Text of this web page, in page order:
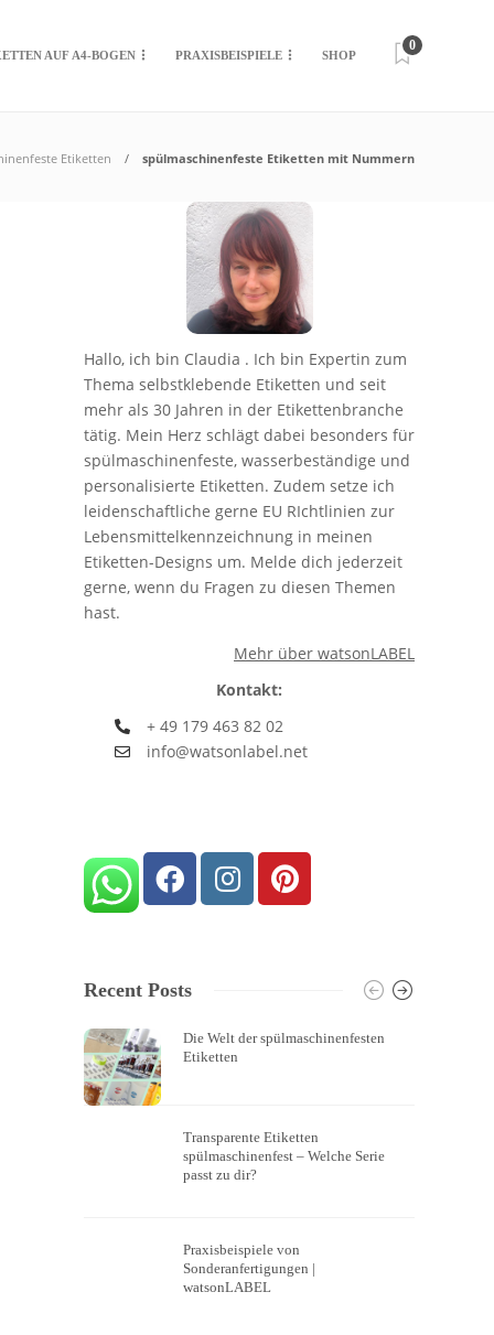
AUF A4-BOGEN PRAXISBEISPIELE SHOP
0
Etiketten spülmaschinenfeste Etiketten mit Nummern
Hallo, ich bin Claudia . Ich bin Expertin zum
Thema selbstklebende Etiketten und seit
mehr als 30 Jahren in der Etikettenbranche
tätig. Mein Herz schlägt dabei besonders für
spülmaschinenfeste, wasserbeständige und
personalisierte Etiketten. Zudem setze ich
leidenschaftliche gerne EU RIchtlinien zur
Lebensmittelkennzeichnung in meinen
Etiketten-Designs um. Melde dich jederzeit
gerne, wenn du Fragen zu diesen Themen
hast.
Mehr über watsonLABEL
Kontakt:
+ 49 179 463 82 02
info@watsonlabel.net
Recent Posts
Die Welt der spülmaschinenfesten
Etiketten
Transparente Etiketten
spülmaschinenfest – Welche Serie
passt zu dir?
Praxisbeispiele von
Sonderanfertigungen |
watsonLABEL